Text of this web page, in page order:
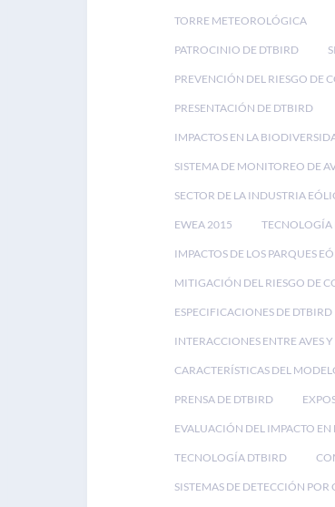
TORRE METEOROLÓGICA
PATROCINIO DE DTBIRD
PREVENCIÓN DEL RIESGO DE
PRESENTACIÓN DE DTBIRD
IMPACTOS EN LA
SISTEMA DE MONITOREO DE
SECTOR DE LA INDUSTRIA
EWEA 2015 TECNOLOGÍA
IMPACTOS DE LOS PARQUES
MITIGACIÓN DEL RIESGO DE
ESPECIFICACIONES DE DTBIRD
INTERACCIONES ENTRE AVES
CARACTERÍSTICAS DEL
PRENSA DE DTBIRD
EVALUACIÓN DEL IMPACTO EN
TECNOLOGÍA DTBIRD
SISTEMAS DE DETECCIÓN POR